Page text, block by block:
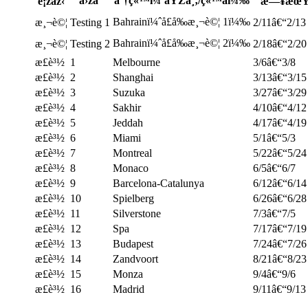
æ¸¬è©¦ Testing 1 Bahrainï¼ˆå­£å‰æ¸¬è©¦ 1ï¼‰ 2/11â€“2/13
æ¸¬è©¦ Testing 2 Bahrainï¼ˆå­£å‰æ¸¬è©¦ 2ï¼‰ 2/18â€“2/20
æ­£è³½ 1 Melbourne
3/6â€“3/8
æ­£è³½ 2 Shanghai
3/13â€“3/15
æ­£è³½ 3 Suzuka
3/27â€“3/29
æ­£è³½ 4 Sakhir
4/10â€“4/12
æ­£è³½ 5 Jeddah
4/17â€“4/19
æ­£è³½ 6 Miami
5/1â€“5/3
æ­£è³½ 7 Montreal
5/22â€“5/24
æ­£è³½ 8 Monaco
6/5â€“6/7
æ­£è³½ 9 Barcelona-Catalunya
6/12â€“6/14
æ­£è³½ 10 Spielberg
6/26â€“6/28
æ­£è³½ 11 Silverstone
7/3â€“7/5
æ­£è³½ 12 Spa
7/17â€“7/19
æ­£è³½ 13 Budapest
7/24â€“7/26
æ­£è³½ 14 Zandvoort
8/21â€“8/23
æ­£è³½ 15 Monza
9/4â€“9/6
æ­£è³½ 16 Madrid
9/11â€“9/13